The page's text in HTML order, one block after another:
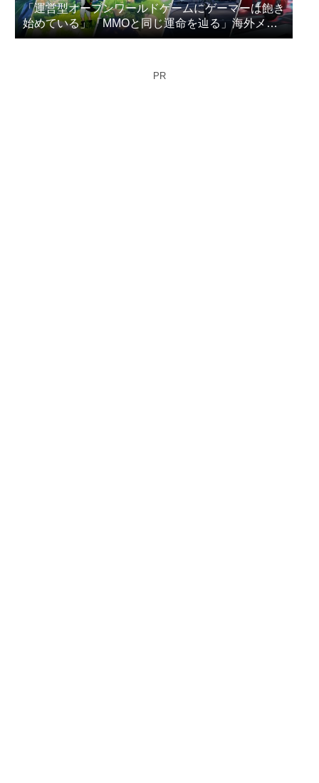
「運営型オープンワールドゲームにゲーマーは飽き
始めている」「MMOと同じ運命を辿る」海外メデ
ィアが指摘
PR